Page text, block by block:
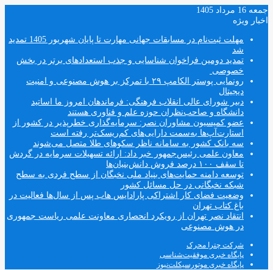
جمعه 16 مرداد 1405
اخبار ویژه
مهلت ثبت‌نام در مسابقات جهانی مهارت تا پایان شهریور 1405 تمدید
شد
تمدید دومین فراخوان شناسایی و جذب استعدادهای برتر در بخش
خصوصی
رونمایی پوستر الکامپ ۲۹ با تمرکز بر هوش مصنوعی و امنیت
دیجیتال
دبیر شورای عالی انقلاب فرهنگی: فرماندهان امروز ما اساتید
دانشگاه و صاحب‌نظران حوزه علم و فناوری هستند
عضو کمیسیون مشاوران نصر: سرمایه‌گذاری خطرپذیر در کشور از
استارت‌آپ‌ها به‌سمت دارایی‌های کم‌ریسک‌تر رفته است
سه بانک کشور به سامانه ناظر سکوهای طلا متصل می‌شوند
معاون علمی رئیس‌جمهور خبر داد: ارائه تسهیلات سرمایه در گردش
تا سقف ۱۰۰ درصد فروش دانش‌بنیان‌ها
توسعه دامنه حمایت‌های بنیاد ملی نخبگان از سطح فردی به سطح
شبکه نخبگانی در حل مسائل کشور
وضعیت فضای کار اشتراکی پارادایس هاب پس از سال‌ها فعالیت در
باغ کتاب تهران
انتقاد نصر تهران از رویکرد انحصاری معاونت علمی ریاست جمهوری
در هوش مصنوعی
شرکت چترا محرک
پایگاه خبری موفقیت‌شناسی
پایگاه خبری موتورسیکلت‌نیوز